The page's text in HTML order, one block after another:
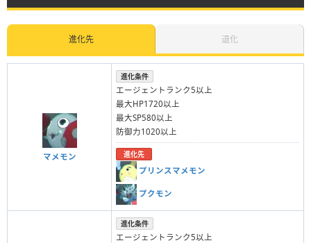
進化先 退化
マメモン
進化条件
エージェントランク5以上
最大HP1720以上
最大SP580以上
防御力1020以上
進化先
プリンスマメモン
プクモン
進化条件
エージェントランク5以上